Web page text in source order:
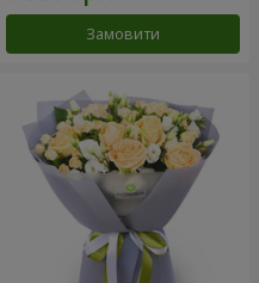
Замовити